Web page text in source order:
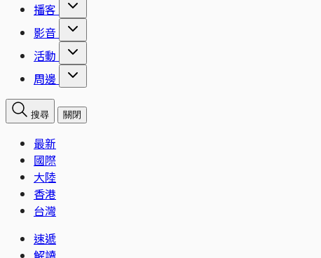
播客
影音
活動
周邊
搜尋 關閉
最新
國際
大陸
香港
台灣
速遞